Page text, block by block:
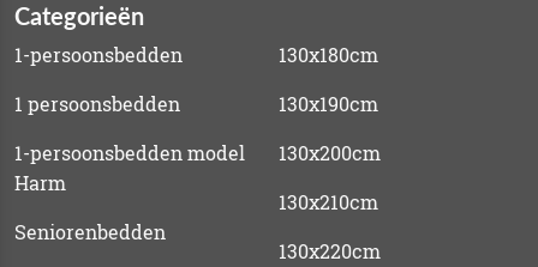
Categorieën
1-persoonsbedden
1 persoonsbedden
1-persoonsbedden model
Harm
Seniorenbedden
130x180cm
130x190cm
130x200cm
130x210cm
130x220cm